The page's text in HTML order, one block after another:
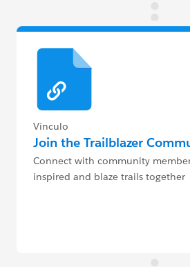
Vínculo
Join the Trailblazer
Connect with community
inspired and blaze trails together